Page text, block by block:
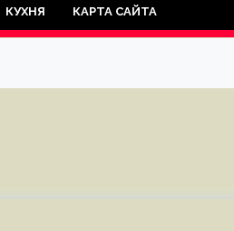
КУХНЯ КАРТА САЙТА